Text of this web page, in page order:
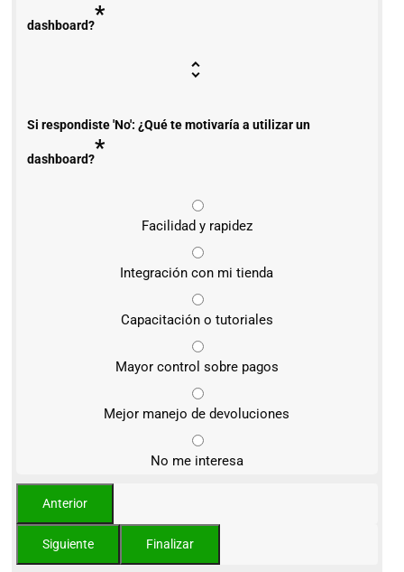
dashboard?*
Si respondiste 'No': ¿Qué te motivaría a utilizar un
dashboard?*
Facilidad y rapidez
Integración con mi tienda
Capacitación o tutoriales
Mayor control sobre pagos
Mejor manejo de devoluciones
No me interesa